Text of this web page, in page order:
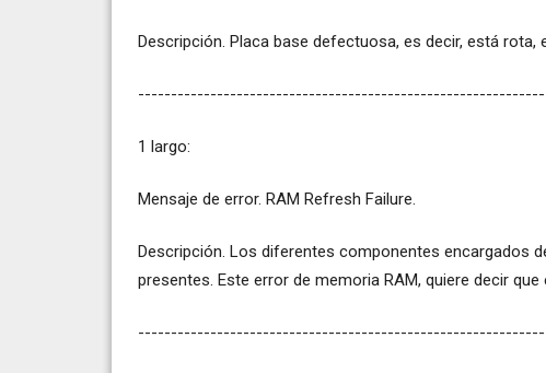
Descripción. Placa base defectuosa, es decir, está rota,
1 largo:
Mensaje de error. RAM Refresh Failure.
Descripción. Los diferentes componentes encargados
presentes. Este error de memoria RAM, quiere decir